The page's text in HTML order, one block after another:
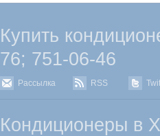
Купить
76; 751-06-46
Рассылка RSS
Кондиционеры в